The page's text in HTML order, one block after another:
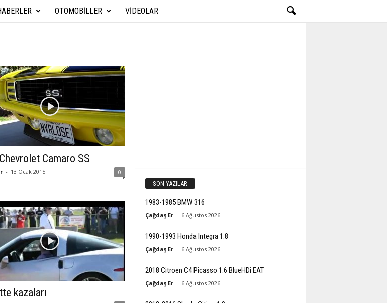
OTOMOBILLER VIDEOLAR
Camaro SS
- 13 Ocak 2015 0
kazaları
SON YAZILAR
1983-1985 BMW 316
Çağdaş Er - 6 Ağustos 2026
1990-1993 Honda Integra 1.8
Çağdaş Er - 6 Ağustos 2026
2018 Citroen C4 Picasso 1.6 BlueHDi EAT
Çağdaş Er - 6 Ağustos 2026